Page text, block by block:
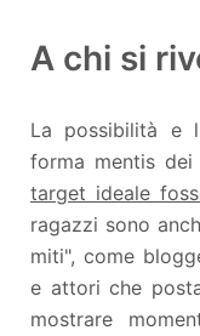
A chi si
La possibilità e
forma mentis
target ideale
ragazzi sono
miti", come
e attori che
mostrare